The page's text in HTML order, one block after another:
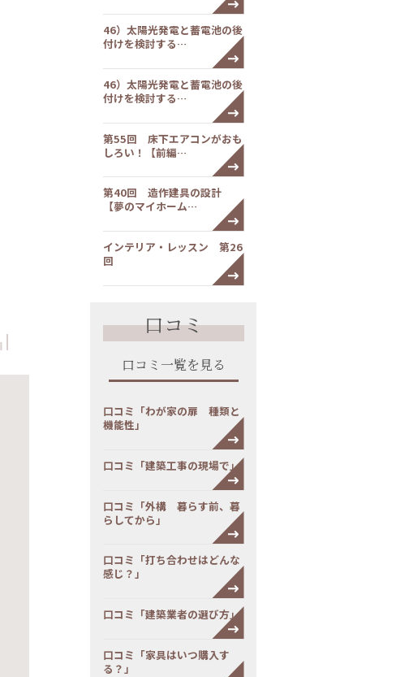
46）太陽光発電と蓄電池の後
付けを検討する…
46）太陽光発電と蓄電池の後
付けを検討する…
第55回 床下エアコンがおも
しろい！【前編…
第40回 造作建具の設計
【夢のマイホーム…
インテリア・レッスン 第26
回
口コミ
口コミ一覧を見る
口コミ「わが家の扉 種類と
機能性」
口コミ「建築工事の現場で」
口コミ「外構 暮らす前、暮
らしてから」
口コミ「打ち合わせはどんな
感じ？」
口コミ「建築業者の選び方」
口コミ「家具はいつ購入す
る？」